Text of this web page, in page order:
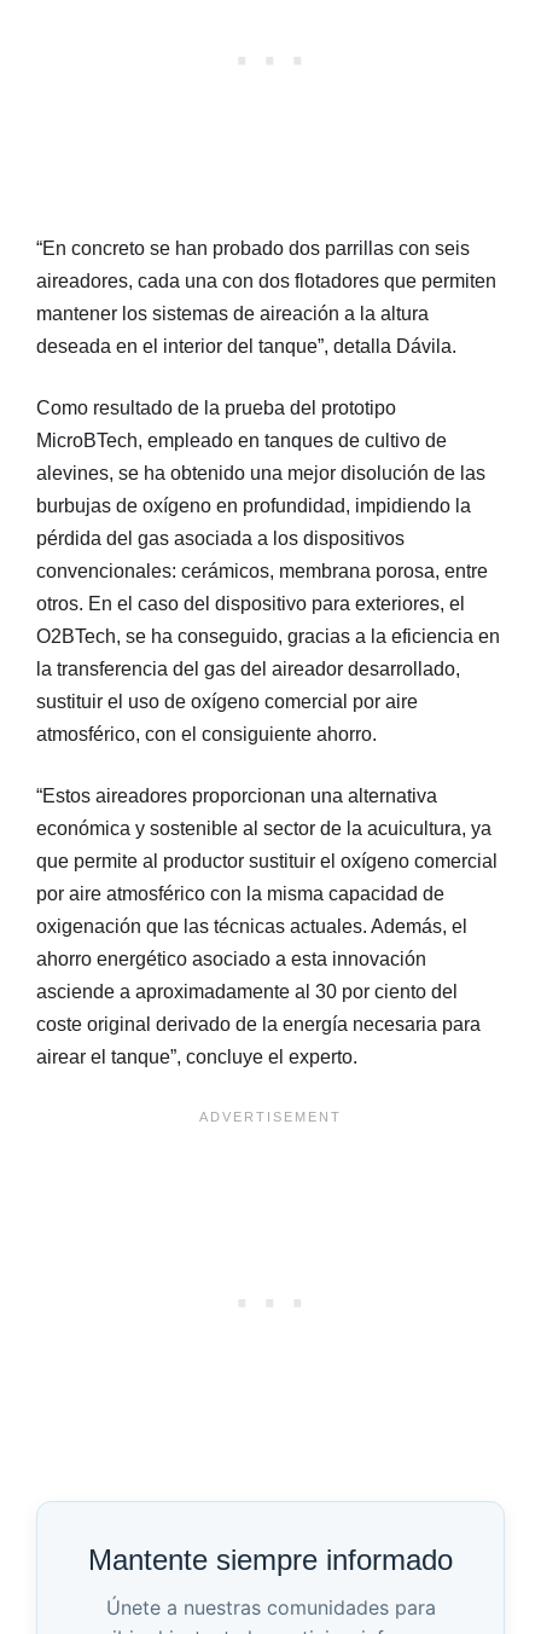
“En concreto se han probado dos parrillas con seis
aireadores, cada una con dos flotadores que permiten
mantener los sistemas de aireación a la altura
deseada en el interior del tanque”, detalla Dávila.
Como resultado de la prueba del prototipo
MicroBTech, empleado en tanques de cultivo de
alevines, se ha obtenido una mejor disolución de las
burbujas de oxígeno en profundidad, impidiendo la
pérdida del gas asociada a los dispositivos
convencionales: cerámicos, membrana porosa, entre
otros. En el caso del dispositivo para exteriores, el
O2BTech, se ha conseguido, gracias a la eficiencia en
la transferencia del gas del aireador desarrollado,
sustituir el uso de oxígeno comercial por aire
atmosférico, con el consiguiente ahorro.
“Estos aireadores proporcionan una alternativa
económica y sostenible al sector de la acuicultura, ya
que permite al productor sustituir el oxígeno comercial
por aire atmosférico con la misma capacidad de
oxigenación que las técnicas actuales. Además, el
ahorro energético asociado a esta innovación
asciende a aproximadamente al 30 por ciento del
coste original derivado de la energía necesaria para
airear el tanque”, concluye el experto.
Mantente siempre informado
Únete a nuestras comunidades para